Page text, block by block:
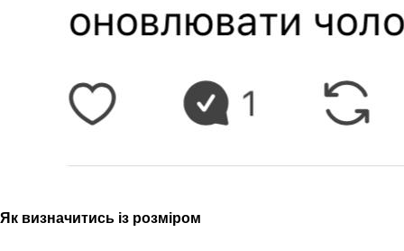
Як визначитись із розміром